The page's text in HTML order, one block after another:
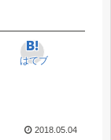
はてブ
2018.05.04